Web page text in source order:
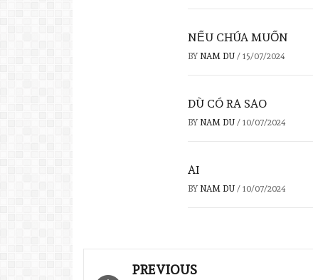
NẾU CHÚA MUỐN
BY NAM DU / 15/07/2024
DÙ CÓ RA SAO
BY NAM DU / 10/07/2024
AI
BY NAM DU / 10/07/2024
PREVIOUS